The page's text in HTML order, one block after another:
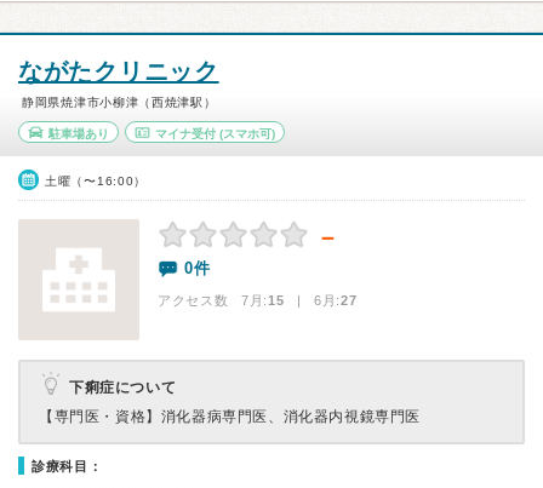
ながたクリニック
静岡県焼津市小柳津（西焼津駅）
駐車場あり マイナ受付(スマホ可)
土曜（〜16:00）
－
0件
アクセス数 7月:15 | 6月:27
下痢症について
【専門医・資格】 消化器病専門医、消化器内視鏡専門医
診療科目：